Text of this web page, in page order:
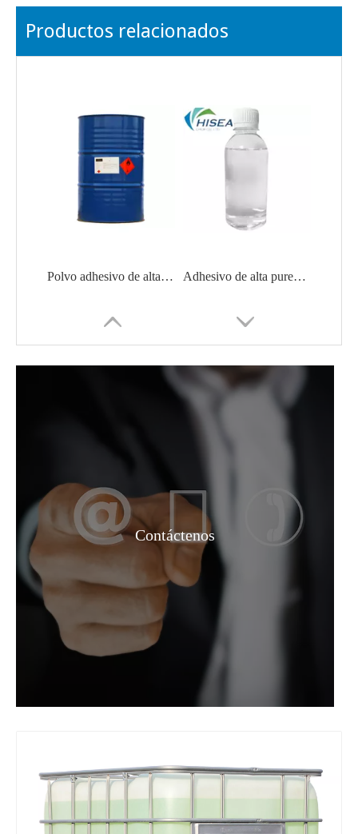
Productos relacionados
Polvo adhesivo de alta pureza metil etil cetona Adhesivo de alta pureza de grado industrial Metiletilcetona
Solución Adhesivo de alta pureza Metil etil cetona
Contáctenos